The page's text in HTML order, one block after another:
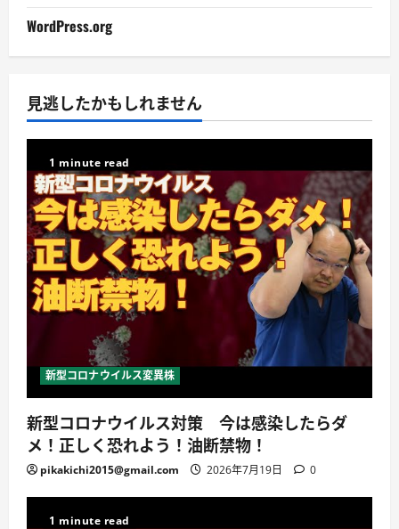
WordPress.org
見逃したかもしれません
1 minute read
新型コロナウイルス変異株
新型コロナウイルス対策 今は感染したらダ
メ！正しく恐れよう！油断禁物！
pikakichi2015@gmail.com 2026年7月19日 0
1 minute read